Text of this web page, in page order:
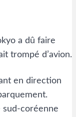
a dû faire
trompé d’avion.
en direction
sud-coréenne